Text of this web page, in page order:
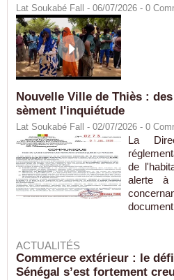
Lat Soukabé Fall - 06/07/2026 - 0
Nouvelle Ville de Thiès :
sèment l'inquiétude
Lat Soukabé Fall - 02/07/2026 - 0
La
de
alerte à
ACTUALITÉS
Commerce extérieur : le
Sénégal s’est fortement